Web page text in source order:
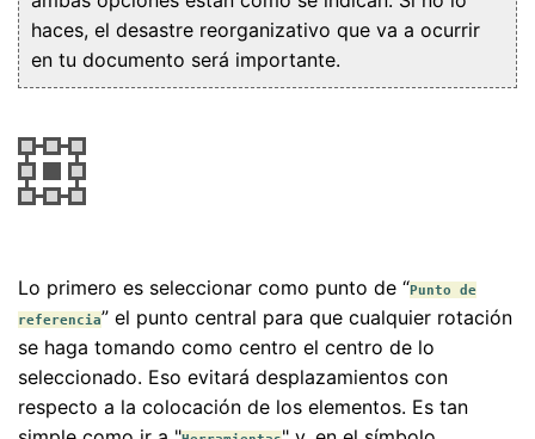
haces, el desastre reorganizativo que va a ocurrir
en tu documento será importante.
Lo primero es seleccionar como punto de “Punto de
referencia” el punto central para que cualquier rotación
se haga tomando como centro el centro de lo
seleccionado. Eso evitará desplazamientos con
respecto a la colocación de los elementos. Es tan